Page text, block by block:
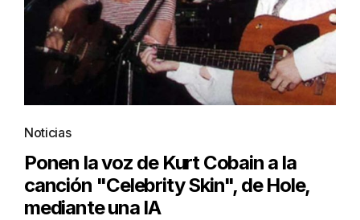
Noticias
Ponen la voz de Kurt Cobain a la
canción "Celebrity Skin", de Hole,
mediante una IA